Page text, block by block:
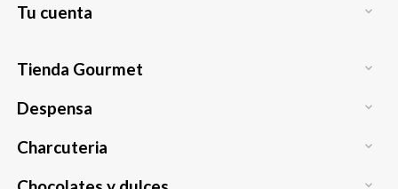
Tu cuenta 
Tienda Gourmet 
Despensa 
Charcuteria 
